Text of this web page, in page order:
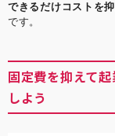
できるだけコストを
です。
固定費を抑えて
しよう